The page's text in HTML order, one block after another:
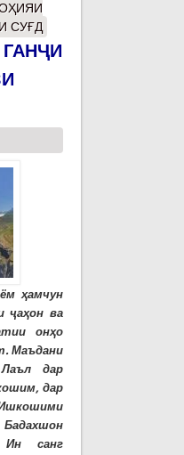
СУҒД
ҳамчун
ҷаҳон ва
онҳо
Маъдани
дар
дар
Ишкошими
Ин санг